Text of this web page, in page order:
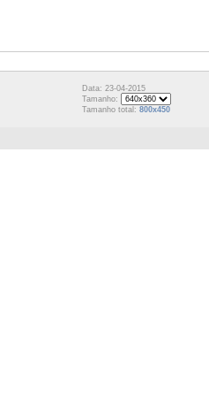
Data: 23-04-2015
Tamanho:
Tamanho total: 800x450